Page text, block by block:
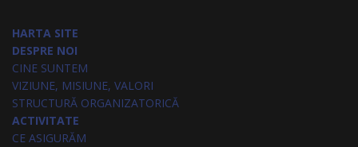
HARTA SITE
DESPRE NOI
CINE SUNTEM
VIZIUNE, MISIUNE, VALORI
STRUCTURĂ ORGANIZATORICĂ
ACTIVITATE
CE ASIGURĂM